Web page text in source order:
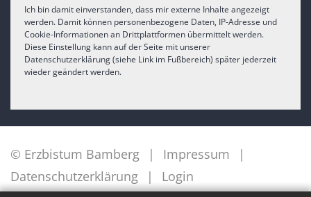
Ich bin damit einverstanden, dass mir externe Inhalte angezeigt
werden. Damit können personenbezogene Daten, IP-Adresse und
Cookie-Informationen an Drittplattformen übermittelt werden.
Diese Einstellung kann auf der Seite mit unserer
Datenschutzerklärung (siehe Link im Fußbereich) später jederzeit
wieder geändert werden.
© Erzbistum Bamberg
Impressum
Datenschutzerklärung
Login